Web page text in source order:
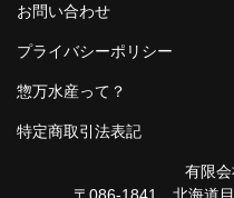
お問い合わせ
プライバシーポリシー
惣万水産って？
特定商取引法表記
有限